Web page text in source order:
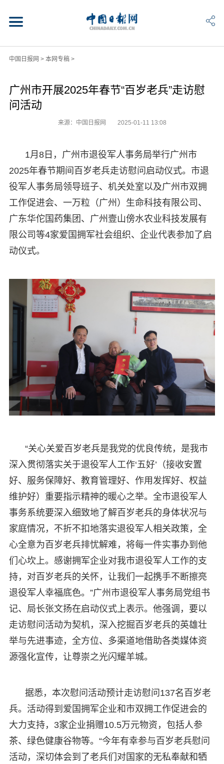
中国日报网 > 本网专稿>
广州市开展2025年春节“百岁老兵”走访慰
问活动
来源：中国日报网 2025-01-11 13:08
1月8日，广州市退役军人事务局举行广州市
2025年春节期间百岁老兵走访慰问启动仪式。市退
役军人事务局领导班子、机关处室以及广州市双拥
工作促进会、一万粒（广州）生命科技有限公司、
广东华佗国药集团、广州壹山傍水农业科技发展有
限公司等4家爱国拥军社会组织、企业代表参加了启
动仪式。
“关心关爱百岁老兵是我党的优良传统，是我市
深入贯彻落实关于退役军人工作‘五好’（接收安置
好、服务保障好、教育管理好、作用发挥好、权益
维护好）重要指示精神的暖心之举。全市退役军人
事务系统要深入细致地了解百岁老兵的身体状况与
家庭情况，不折不扣地落实退役军人相关政策，全
心全意为百岁老兵排忧解难，将每一件实事办到他
们心坎上。感谢拥军企业对我市退役军人工作的支
持，对百岁老兵的关怀，让我们一起携手不断擦亮
退役军人幸福底色。”广州市退役军人事务局党组书
记、局长张文扬在启动仪式上表示。他强调，要以
走访慰问活动为契机，深入挖掘百岁老兵的英雄壮
举与先进事迹，全方位、多渠道地借助各类媒体资
源强化宣传，让尊崇之光闪耀羊城。
据悉，本次慰问活动预计走访慰问137名百岁老
兵。活动得到爱国拥军企业和市双拥工作促进会的
大力支持，3家企业捐赠10.5万元物资，包括人参
茶、绿色健康谷物等。“今年有幸参与百岁老兵慰问
活动，深切体会到了老兵们对国家的无私奉献和牺